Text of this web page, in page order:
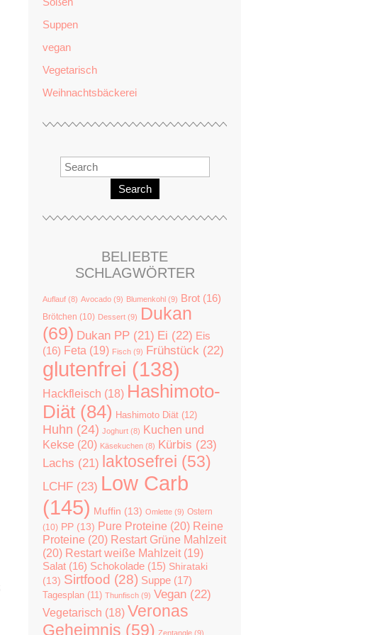
Suppen
vegan
Vegetarisch
Weihnachtsbäckerei
Search
BELIEBTE
SCHLAGWÖRTER
Auflauf (8) Avocado (9) Blumenkohl (9) Brot (16)
Brötchen (10) Dessert (9) Dukan
(69) Dukan PP (21) Ei (22) Eis
(16) Feta (19) Fisch (9) Frühstück (22)
glutenfrei (138)
Hackfleisch (18) Hashimoto-
Diät (84) Hashimoto Diät (12)
Huhn (24) Joghurt (8) Kuchen und
Kekse (20) Käsekuchen (8) Kürbis (23)
Lachs (21) laktosefrei (53)
LCHF (23) Low Carb
(145) Muffin (13) Omlette (9) Ostern
(10) PP (13) Pure Proteine (20) Reine
Proteine (20) Restart Grüne Mahlzeit
(20) Restart weiße Mahlzeit (19)
Salat (16) Schokolade (15) Shirataki
(13) Sirtfood (28) Suppe (17)
Tagesplan (11) Thunfisch (9) Vegan (22)
Vegetarisch (18) Veronas
Geheimnis (59) Zentangle (9)